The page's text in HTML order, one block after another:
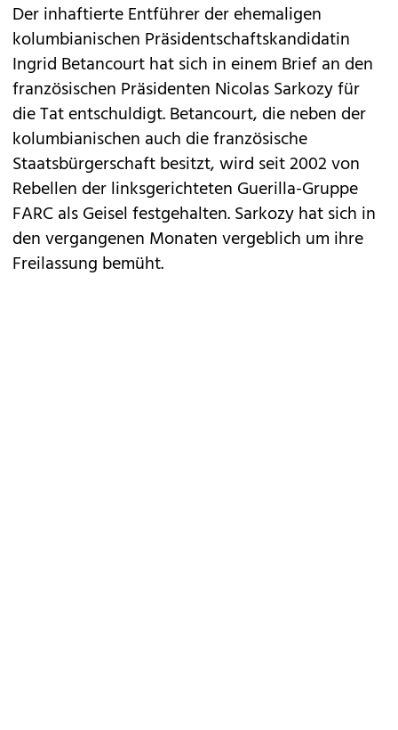
Der inhaftierte Entführer der ehemaligen
kolumbianischen Präsidentschaftskandidatin
Ingrid Betancourt hat sich in einem Brief an den
französischen Präsidenten Nicolas Sarkozy für
die Tat entschuldigt. Betancourt, die neben der
kolumbianischen auch die französische
Staatsbürgerschaft besitzt, wird seit 2002 von
Rebellen der linksgerichteten Guerilla-Gruppe
FARC als Geisel festgehalten. Sarkozy hat sich in
den vergangenen Monaten vergeblich um ihre
Freilassung bemüht.